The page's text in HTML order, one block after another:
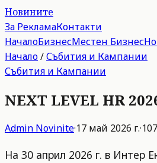
Новините
За РекламаКонтакти
НачалоБизнесМестен Бизнес
Начало/Събития и Кампании
Събития и Кампании
NEXT LEVEL HR
Admin Novinite·17 май 2026 г.·
На 30 април 2026 г. в Интер